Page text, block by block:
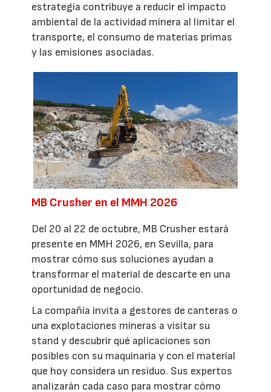
estrategia contribuye a reducir el impacto
ambiental de la actividad minera al limitar el
transporte, el consumo de materias primas
y las emisiones asociadas.
MB Crusher en el MMH 2026
Del 20 al 22 de octubre, MB Crusher estará
presente en MMH 2026, en Sevilla, para
mostrar cómo sus soluciones ayudan a
transformar el material de descarte en una
oportunidad de negocio.
La compañía invita a gestores de canteras o
una explotaciones mineras a visitar su
stand y descubrir qué aplicaciones son
posibles con su maquinaria y con el material
que hoy considera un residuo. Sus expertos
analizarán cada caso para mostrar cómo